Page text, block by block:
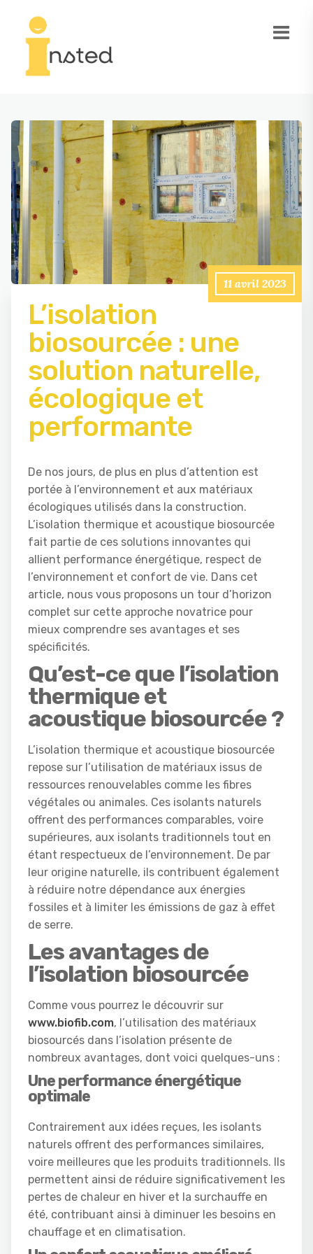
11 avril 2023
L’isolation
biosourcée : une
solution naturelle,
écologique et
performante
De nos jours, de plus en plus d’attention est
portée à l’environnement et aux matériaux
écologiques utilisés dans la construction.
L’isolation thermique et acoustique biosourcée
fait partie de ces solutions innovantes qui
allient performance énergétique, respect de
l’environnement et confort de vie. Dans cet
article, nous vous proposons un tour d’horizon
complet sur cette approche novatrice pour
mieux comprendre ses avantages et ses
spécificités.
Qu’est-ce que l’isolation
thermique et
acoustique biosourcée ?
L’isolation thermique et acoustique biosourcée
repose sur l’utilisation de matériaux issus de
ressources renouvelables comme les fibres
végétales ou animales. Ces isolants naturels
offrent des performances comparables, voire
supérieures, aux isolants traditionnels tout en
étant respectueux de l’environnement. De par
leur origine naturelle, ils contribuent également
à réduire notre dépendance aux énergies
fossiles et à limiter les émissions de gaz à effet
de serre.
Les avantages de
l’isolation biosourcée
Comme vous pourrez le découvrir sur
www.biofib.com, l’utilisation des matériaux
biosourcés dans l’isolation présente de
nombreux avantages, dont voici quelques-uns :
Une performance énergétique
optimale
Contrairement aux idées reçues, les isolants
naturels offrent des performances similaires,
voire meilleures que les produits traditionnels. Ils
permettent ainsi de réduire significativement les
pertes de chaleur en hiver et la surchauffe en
été, contribuant ainsi à diminuer les besoins en
chauffage et en climatisation.